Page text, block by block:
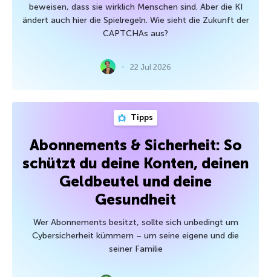
beweisen, dass sie wirklich Menschen sind. Aber die KI
ändert auch hier die Spielregeln. Wie sieht die Zukunft der
CAPTCHAs aus?
22 Jul 2026
Tipps
Abonnements & Sicherheit: So
schützt du deine Konten, deinen
Geldbeutel und deine
Gesundheit
Wer Abonnements besitzt, sollte sich unbedingt um
Cybersicherheit kümmern – um seine eigene und die
seiner Familie